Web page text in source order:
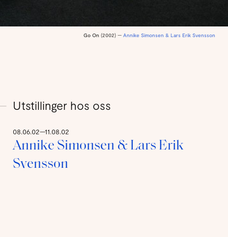
Go On (2002) — Annike Simonsen & Lars Erik Svensson
Utstillinger hos oss
08.06.02—11.08.02
Annike Simonsen & Lars Erik
Svensson